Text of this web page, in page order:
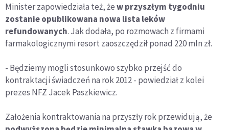
Minister zapowiedziała też, żew przyszłym tygodniu
zostanie opublikowana nowa lista leków
refundowanych. Jak dodała, po rozmowach z firmami
farmakologicznymi resort zaoszczędził ponad 220 mln zł.
- Będziemy mogli stosunkowo szybko przejść do
kontraktacji świadczeń na rok 2012 - powiedział z kolei
prezes NFZ Jacek Paszkiewicz.
Założenia kontraktowania na przyszły rok przewidują, że